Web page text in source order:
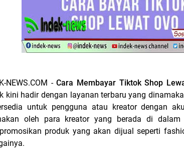
NEWS.COM -Cara Membayar Tiktok Shop
kini hadir dengan layanan terbaru yang
untuk pengguna atau kreator dengan
oleh para kreator yang berada di
produk yang akan dijual seperti